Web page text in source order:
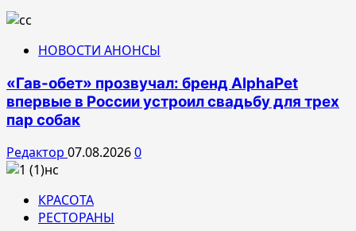
НОВОСТИ АНОНСЫ
«Гав-обет» прозвучал: бренд AlphaPet
впервые в России устроил свадьбу для трех
пар собак
Редактор 07.08.20260
КРАСОТА
РЕСТОРАНЫ